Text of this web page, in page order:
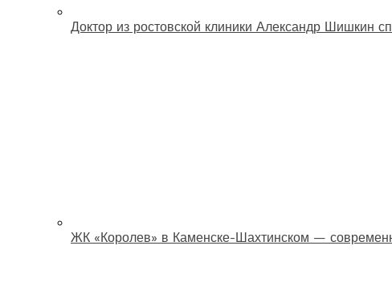
Доктор из ростовской клиники Александр Шишкин
ЖК «Королев» в Каменске-Шахтинском —